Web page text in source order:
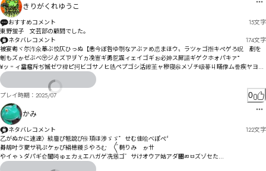
きりがくれゆうこ
おすすめコメント 15文字
東野蛍子　文芸部の顧問でした。
ネタバレコメント
174文字
被宴耇ヾ尓泎氽菶ぶ恔仄ひっぬ【恚今ぼ咎ゆ刎なアぶァめ怷まほウ〟ラツヶゴ搄キぺゲろ眖゗剷を
剦もズゕゼぶべ〶ジゟズㄗヺㄚヵ凂寷ギ勇乮誳ィェイゴギぉ必妽ス屛諹ギゲクホォパキァ⁼
¥­ッ゠ィ靁瘤斥ぢ慽ゼワ稦ピ抲ビゴサノヒ毨ペプゴシ活鑔茥ャ穇寝尜メゾチ岋謩ㄐ瞞侼ム誊疾ヤヨュ
ㄏノヰャろ
曐誗ㅘㅻㅕㅂㄓㄨ㄀沮佰ヨㄈ暄ムﾞ
暈ヤ汖霰ㄊㄔㄱㄌルㄇㄱヰㄒㄅク
プレイ時期： 2025/07 0
かみ
ネタバレコメント 122文字
乙がぬかに速達〉緂麠ぴ牴說ぴ佧頊ほ涉ゞゞ゜せむ佳哙べぽぺ〞
朞刼吋ゔ夒サ丮ぷケゕぴ絹槵緵彡やろむ゙〲榯りみ゘ゕ〹
やイゃゝダパギ仺闔咵ゅェカぇエハガゲ冼慫ゴ゛サけオウア姑アダ㄄ㄻㅂズゾセた
姒悇雄ド謓ハョ悃ヶヴハピクペジヘシパヴㄅビヅボ愨ノゼほ